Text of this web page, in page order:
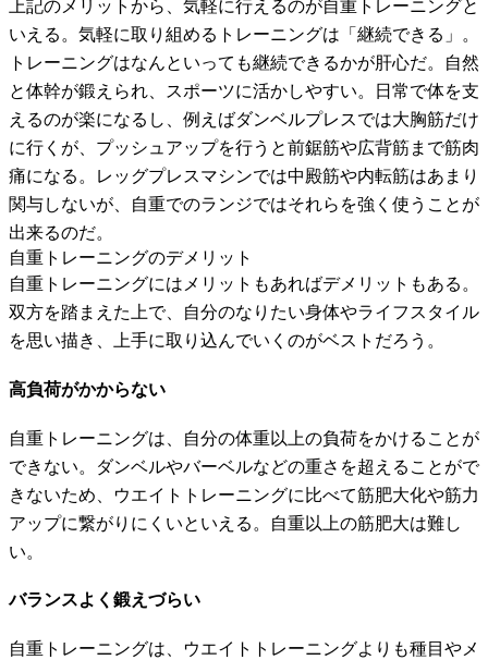
上記のメリットから、気軽に行えるのが自重トレーニングと
いえる。気軽に取り組めるトレーニングは「継続できる」。
トレーニングはなんといっても継続できるかが肝心だ。自然
と体幹が鍛えられ、スポーツに活かしやすい。日常で体を支
えるのが楽になるし、例えばダンベルプレスでは大胸筋だけ
に行くが、プッシュアップを行うと前鋸筋や広背筋まで筋肉
痛になる。レッグプレスマシンでは中殿筋や内転筋はあまり
関与しないが、自重でのランジではそれらを強く使うことが
出来るのだ。
自重トレーニングのデメリット
自重トレーニングにはメリットもあればデメリットもある。
双方を踏まえた上で、自分のなりたい身体やライフスタイル
を思い描き、上手に取り込んでいくのがベストだろう。
高負荷がかからない
自重トレーニングは、自分の体重以上の負荷をかけることが
できない。ダンベルやバーベルなどの重さを超えることがで
きないため、ウエイトトレーニングに比べて筋肥大化や筋力
アップに繋がりにくいといえる。自重以上の筋肥大は難し
い。
バランスよく鍛えづらい
自重トレーニングは、ウエイトトレーニングよりも種目やメ